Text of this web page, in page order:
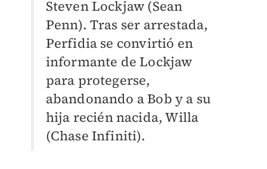
Steven Lockjaw (Sean
Penn). Tras ser arrestada,
Perfidia se convirtió en
informante de Lockjaw
para protegerse,
abandonando a Bob y a su
hija recién nacida, Willa
(Chase Infiniti).